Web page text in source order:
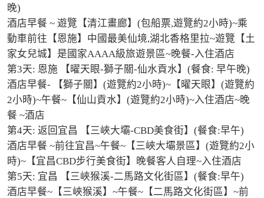
晚)
酒店早餐 ~ 遊覽【清江畫廊】(包船票,遊覽約2小時)~乘
動車前往【恩施】中國最美仙境,湖北香格里拉~遊覽【土
家女兒城】是國家AAAA級旅遊景區~晚餐-入住酒店
第3天: 恩施 【曜天眼-獅子關-仙水貢水】(餐食: 早午晚)
酒店早餐- 【獅子關】(遊覽約2小時)~【曜天眼】(遊覽約
2小時)~午餐~【仙山貢水】(遊覽約2小時)~入住酒店~晚
餐 ~酒店
第4天: 返回宜昌 【三峽大壩-CBD美食街】(餐食:早午)
酒店早餐 ~前往宜昌~午餐~【三峽大壩景區】(遊覽約2小
時)~【宜昌CBD步行美食街】晚餐客人自理~入住酒店
第5天: 宜昌 【三峽猴溪-二馬路文化街區】(餐食:早午)
酒店早餐~【三峽猴溪】~午餐~【二馬路文化街區】~前